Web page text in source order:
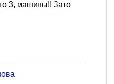
3, машины!! Зато